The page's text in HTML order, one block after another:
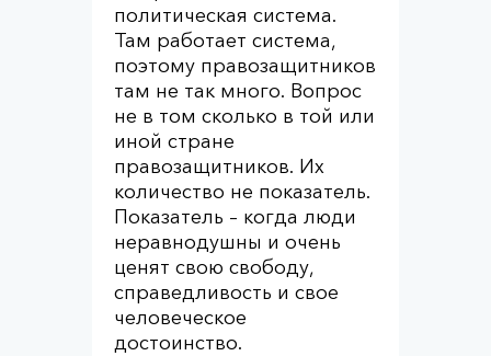
политическая система.
Там работает система,
поэтому правозащитников
там не так много. Вопрос
не в том сколько в той или
иной стране
правозащитников. Их
количество не показатель.
Показатель – когда люди
неравнодушны и очень
ценят свою свободу,
справедливость и свое
человеческое
достоинство.